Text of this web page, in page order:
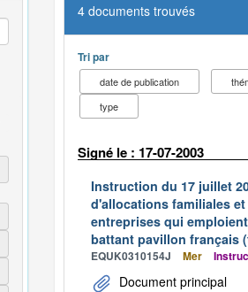
4 documents trouvés
Tri par
date de publication
type
Signé le : 17-07-2003
Instruction du 17 juillet
d'allocations familiales
entreprises qui
battant pavillon français
EQUK0310154J Mer
Document principal